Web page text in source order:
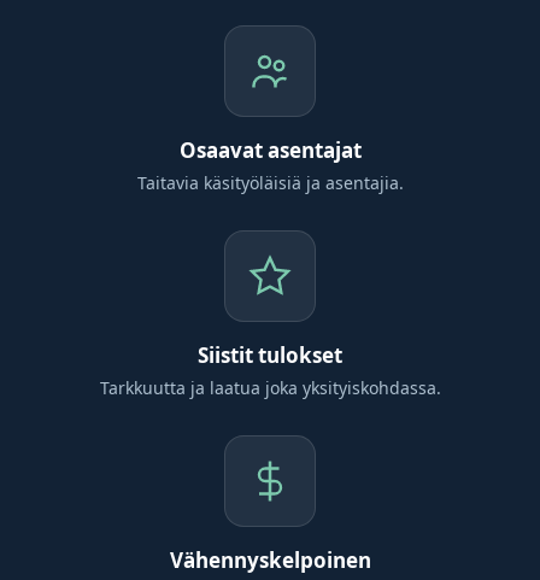
Osaavat asentajat
Taitavia käsityöläisiä ja asentajia.
Siistit tulokset
Tarkkuutta ja laatua joka yksityiskohdassa.
Vähennyskelpoinen